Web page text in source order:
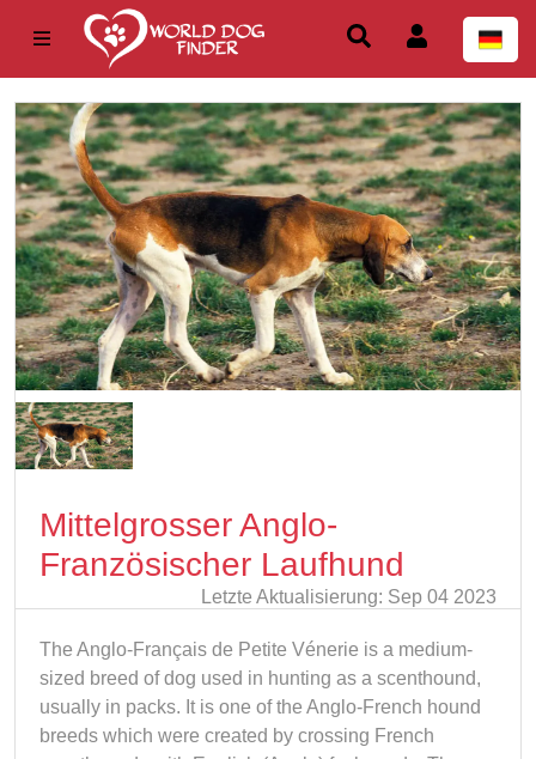
Mittelgrosser Anglo-
Französischer Laufhund
Letzte Aktualisierung: Sep 04 2023
The Anglo-Français de Petite Vénerie is a medium-
sized breed of dog used in hunting as a scenthound,
usually in packs. It is one of the Anglo-French hound
breeds which were created by crossing French